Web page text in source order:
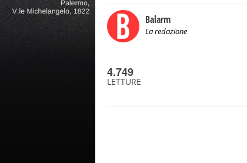
Balarm
La redazione
4.749
LETTURE